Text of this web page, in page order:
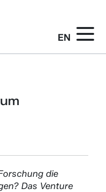
EN
die
Das Venture